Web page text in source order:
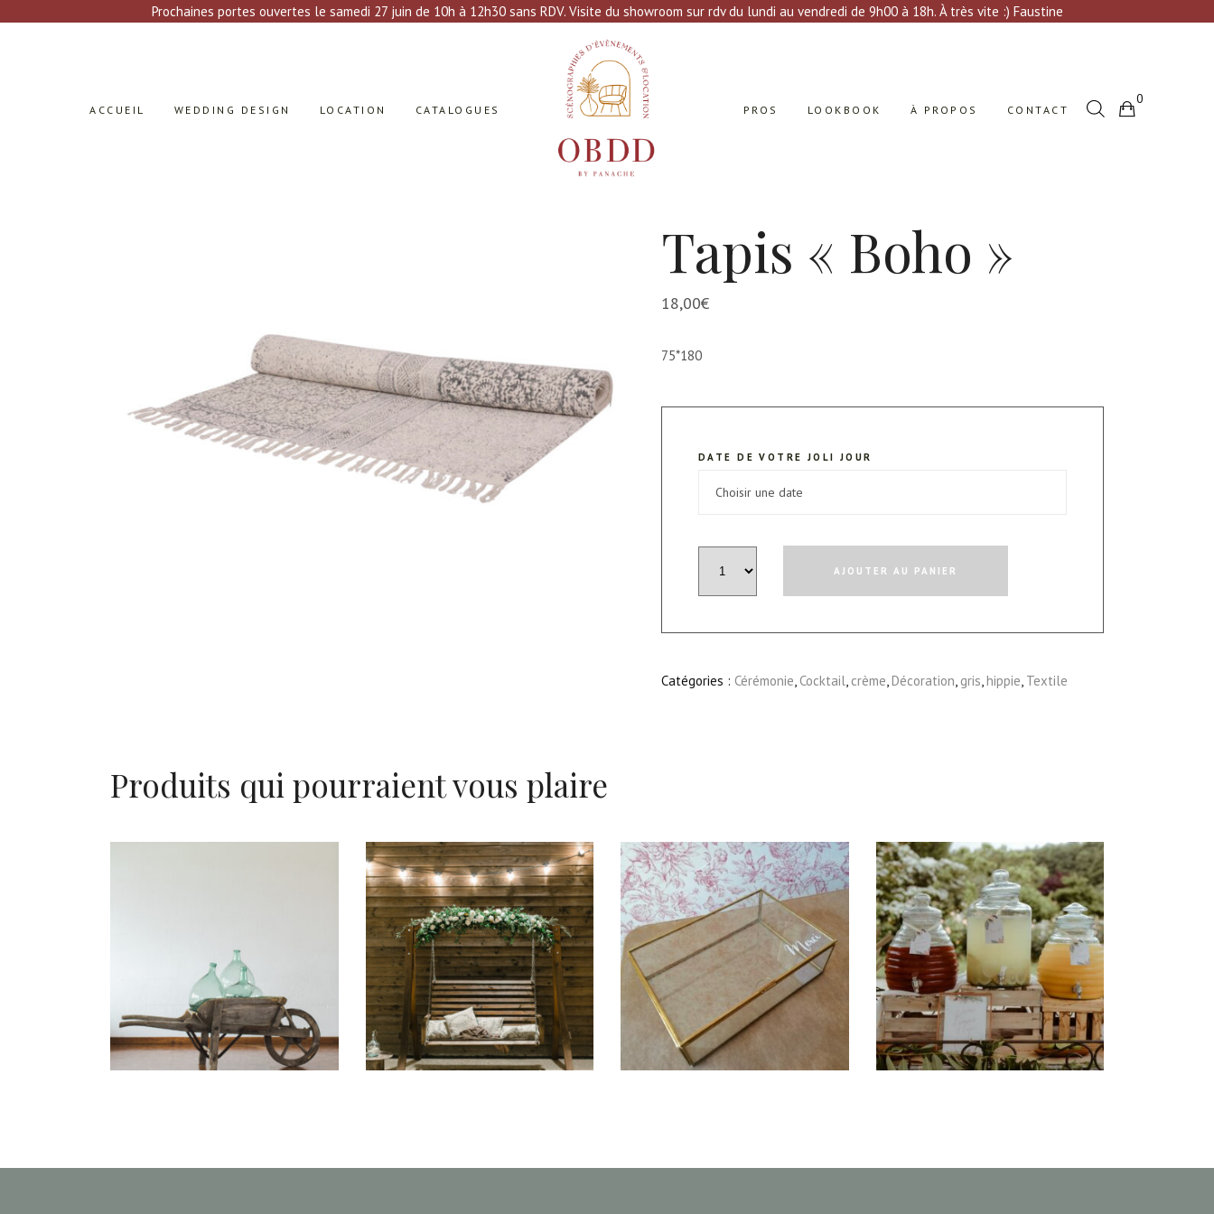
Prochaines portes ouvertes le samedi 27 juin de 10h à 12h30 sans RDV. Visite du showroom sur rdv du lundi au vendredi de 9h00 à 18h. À très vite :) Faustine
ACCUEIL WEDDING DESIGN LOCATION CATALOGUES PROS LOOKBOOK À PROPOS CONTACT
0
Votre sélection est vide
Tapis « Boho »
18,00€
75*180
DATE DE VOTRE JOLI JOUR
"Boho"
AJOUTER AU PANIER
Catégories : Cérémonie,Cocktail, crème,Décoration, gris,hippie, Textile
Produits qui pourraient vous plaire
Louison
28,00€
Tapis Terracotta
« Amra »
50,20€
Cagnotte dorée
« Celine »
Bonbonne à Jus- Ruche
11 litres en verre avec
robinet
18,00€